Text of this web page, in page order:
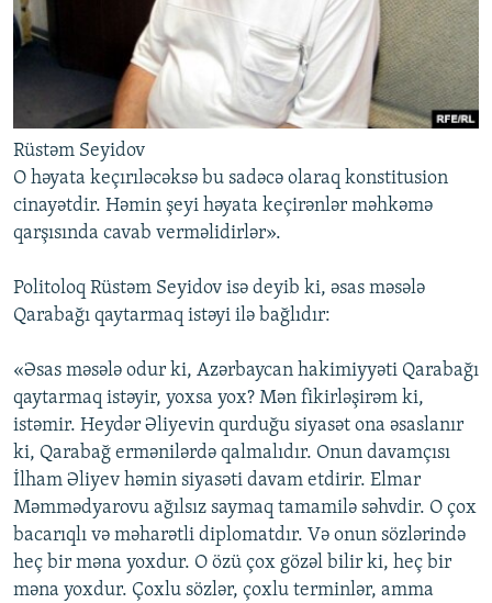
Rüstəm Seyidov
O həyata keçırıləcəksə bu sadəcə olaraq konstitusion
cinayətdir. Həmin şeyi həyata keçirənlər məhkəmə
qarşısında cavab verməlidirlər».
Politoloq Rüstəm Seyidov isə deyib ki, əsas məsələ
Qarabağı qaytarmaq istəyi ilə bağlıdır:
«Əsas məsələ odur ki, Azərbaycan hakimiyyəti Qarabağı
qaytarmaq istəyir, yoxsa yox? Mən fikirləşirəm ki,
istəmir. Heydər Əliyevin qurduğu siyasət ona əsaslanır
ki, Qarabağ ermənilərdə qalmalıdır. Onun davamçısı
İlham Əliyev həmin siyasəti davam etdirir. Elmar
Məmmədyarovu ağılsız saymaq tamamilə səhvdir. O çox
bacarıqlı və məharətli diplomatdır. Və onun sözlərində
heç bir məna yoxdur. O özü çox gözəl bilir ki, heç bir
məna yoxdur. Çoxlu sözlər, çoxlu terminlər, amma